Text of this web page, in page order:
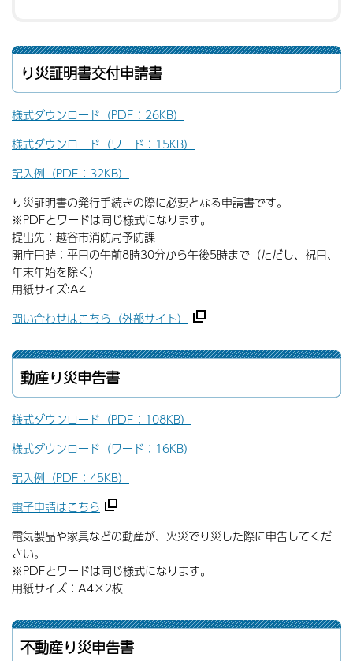
り災証明書交付申請書
様式ダウンロード（PDF：26KB）
様式ダウンロード（ワード：15KB）
記入例（PDF：32KB）
り災証明書の発行手続きの際に必要となる申請書です。
※PDFとワードは同じ様式になります。
提出先：越谷市消防局予防課
開庁日時：平日の午前8時30分から午後5時まで（ただし、祝日、
年末年始を除く）
用紙サイズ:A4
問い合わせはこちら（外部サイト）
動産り災申告書
様式ダウンロード（PDF：108KB）
様式ダウンロード（ワード：16KB）
記入例（PDF：45KB）
電子申請はこちら
電気製品や家具などの動産が、火災でり災した際に申告してくだ
さい。
※PDFとワードは同じ様式になります。
用紙サイズ：A4×2枚
不動産り災申告書